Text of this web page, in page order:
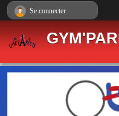
Se connecter
Panneau de gestion des